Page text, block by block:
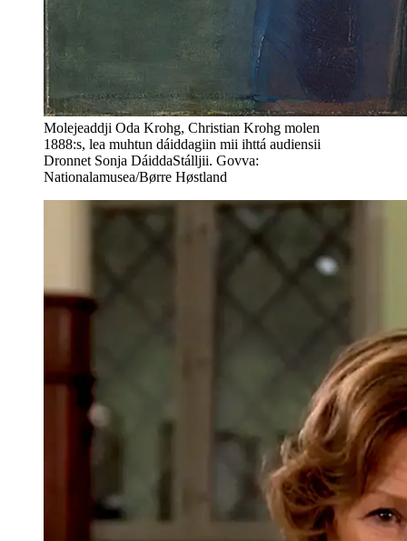
Molejeaddji Oda Krohg, Christian Krohg molen
1888:s, lea muhtun dáiddagiin mii ihttá audiensii
Dronnet Sonja DáiddaStálljii. Govva:
Nationalamusea/Børre Høstland